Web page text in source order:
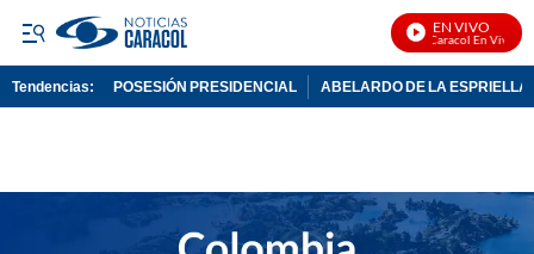
EN VIVO
Noticias Caracol En Vivo
Tendencias: POSESIÓN PRESIDENCIAL ABELARDO DE LA ESPRIELLA